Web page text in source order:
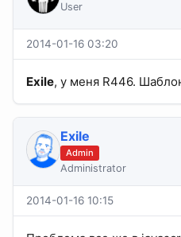
User
2014-01-16 03:20
Exile, у меня R446.
Exile
Admin
Administrator
2014-01-16 10:15